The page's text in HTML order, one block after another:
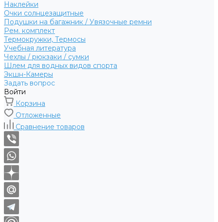
Наклейки
Очки солнцезащитные
Подушки на багажник / Увязочные ремни
Рем. комплект
Термокружки, Термосы
Учебная литература
Чехлы / рюкзаки / сумки
Шлем для водных видов спорта
Экшн-Камеры
Задать вопрос
Войти
Корзина
Отложенные
Сравнение товаров